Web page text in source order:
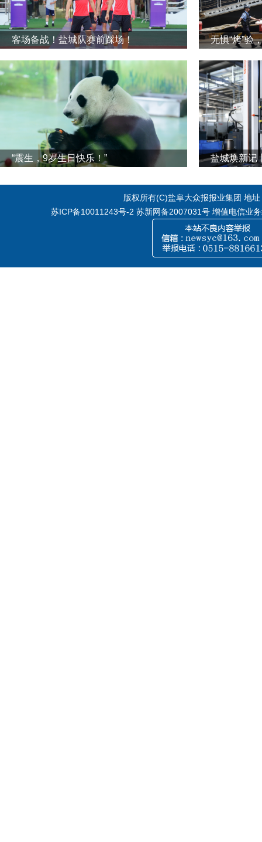
客场备战！盐城队赛前踩场！ 无惧“烤”验
“震生，9岁生日快乐！”
版权所有(C)盐阜大众报报业集团 地
苏ICP备10011243号-2 苏新网备2007031号 增值电信业